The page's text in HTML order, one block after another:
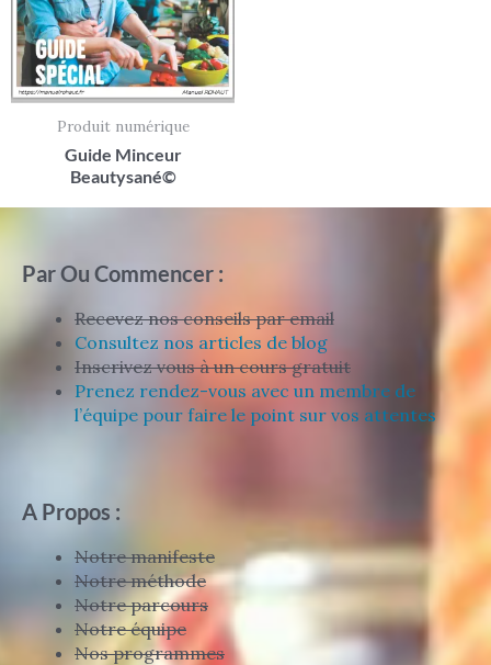
Produit numérique
Guide Minceur
Beautysané©
Par Ou Commencer :
Recevez nos conseils par email
Consultez nos articles de blog
Inscrivez vous à un cours gratuit
Prenez rendez-vous avec un membre de
l’équipe pour faire le point sur vos attentes
A Propos :
Notre manifeste
Notre méthode
Notre parcours
Notre équipe
Nos programmes